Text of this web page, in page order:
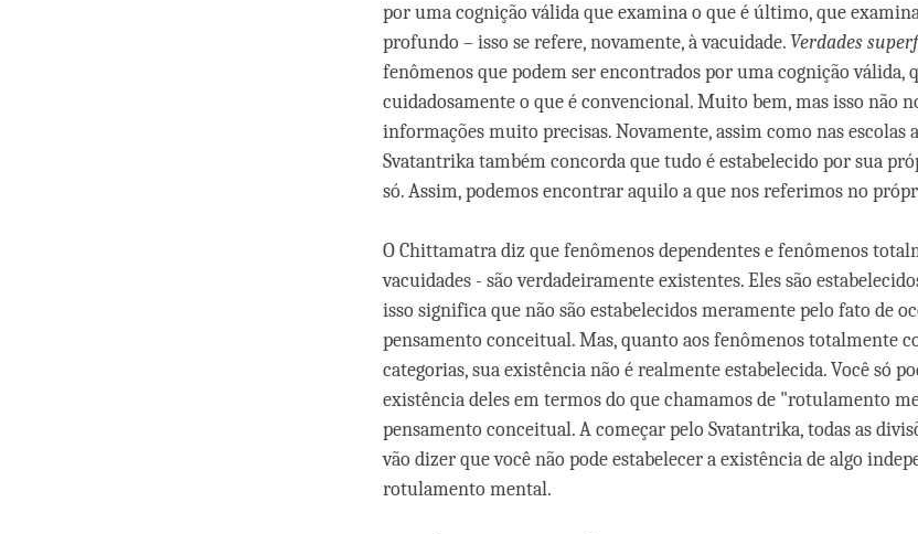
por uma cognição válida que examina o que é último, que
profundo – isso se refere, novamente, à vacuidade. Verdades
fenômenos que podem ser encontrados por uma cognição válida,
cuidadosamente o que é convencional. Muito bem, mas isso não
informações muito precisas. Novamente, assim como nas escolas
Svatantrika também concorda que tudo é estabelecido por sua
só. Assim, podemos encontrar aquilo a que nos referimos no
O Chittamatra diz que fenômenos dependentes e fenômenos
vacuidades - são verdadeiramente existentes. Eles são
isso significa que não são estabelecidos meramente pelo fato de
pensamento conceitual. Mas, quanto aos fenômenos totalmente
categorias, sua existência não é realmente estabelecida. Você só
existência deles em termos do que chamamos de "rotulamento
pensamento conceitual. A começar pelo Svatantrika, todas as
vão dizer que você não pode estabelecer a existência de algo
rotulamento mental.